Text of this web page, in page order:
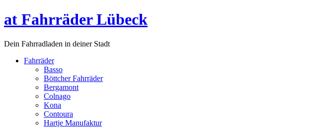
at Fahrräder Lübeck
Dein Fahrradladen in deiner Stadt
Fahrräder
Basso
Böttcher Fahrräder
Bergamont
Colnago
Kona
Contoura
Hartje Manufaktur